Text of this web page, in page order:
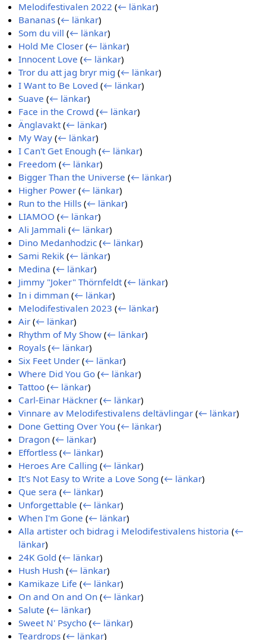
Melodifestivalen 2022 (← länkar)
Bananas (← länkar)
Som du vill (← länkar)
Hold Me Closer (← länkar)
Innocent Love (← länkar)
Tror du att jag bryr mig (← länkar)
I Want to Be Loved (← länkar)
Suave (← länkar)
Face in the Crowd (← länkar)
Änglavakt (← länkar)
My Way (← länkar)
I Can't Get Enough (← länkar)
Freedom (← länkar)
Bigger Than the Universe (← länkar)
Higher Power (← länkar)
Run to the Hills (← länkar)
LIAMOO (← länkar)
Ali Jammali (← länkar)
Dino Medanhodzic (← länkar)
Sami Rekik (← länkar)
Medina (← länkar)
Jimmy "Joker" Thörnfeldt (← länkar)
In i dimman (← länkar)
Melodifestivalen 2023 (← länkar)
Air (← länkar)
Rhythm of My Show (← länkar)
Royals (← länkar)
Six Feet Under (← länkar)
Where Did You Go (← länkar)
Tattoo (← länkar)
Carl-Einar Häckner (← länkar)
Vinnare av Melodifestivalens deltävlingar (← länkar)
Done Getting Over You (← länkar)
Dragon (← länkar)
Effortless (← länkar)
Heroes Are Calling (← länkar)
It's Not Easy to Write a Love Song (← länkar)
Que sera (← länkar)
Unforgettable (← länkar)
When I'm Gone (← länkar)
Alla artister och bidrag i Melodifestivalens historia (←
länkar)
24K Gold (← länkar)
Hush Hush (← länkar)
Kamikaze Life (← länkar)
On and On and On (← länkar)
Salute (← länkar)
Sweet N' Psycho (← länkar)
Teardrops (← länkar)